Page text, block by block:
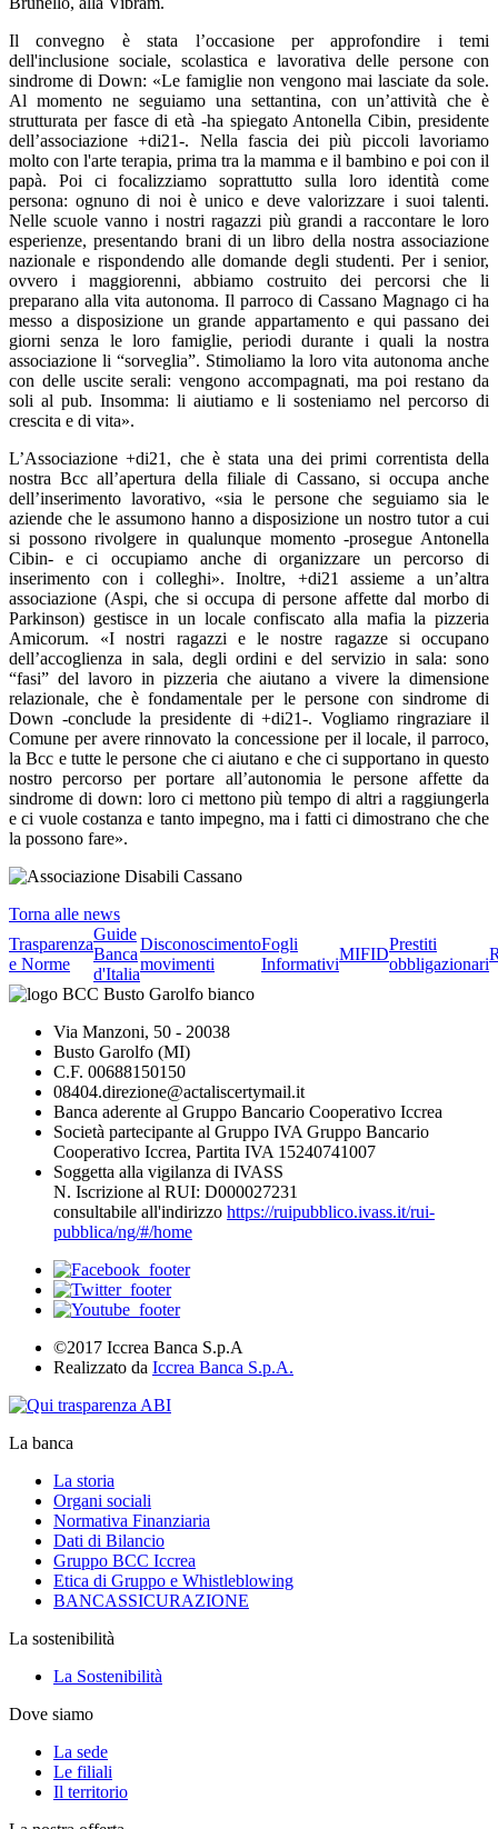
Il convegno è stata l’occasione per approfondire i temi
dell'inclusione sociale, scolastica e lavorativa delle persone con
sindrome di Down: «Le famiglie non vengono mai lasciate da sole.
Al momento ne seguiamo una settantina, con un’attività che è
strutturata per fasce di età -ha spiegato Antonella Cibin, presidente
dell’associazione +di21-. Nella fascia dei più piccoli lavoriamo
molto con l'arte terapia, prima tra la mamma e il bambino e poi con il
papà. Poi ci focalizziamo soprattutto sulla loro identità come
persona: ognuno di noi è unico e deve valorizzare i suoi talenti.
Nelle scuole vanno i nostri ragazzi più grandi a raccontare le loro
esperienze, presentando brani di un libro della nostra associazione
nazionale e rispondendo alle domande degli studenti. Per i senior,
ovvero i maggiorenni, abbiamo costruito dei percorsi che li
preparano alla vita autonoma. Il parroco di Cassano Magnago ci ha
messo a disposizione un grande appartamento e qui passano dei
giorni senza le loro famiglie, periodi durante i quali la nostra
associazione li “sorveglia”. Stimoliamo la loro vita autonoma anche
con delle uscite serali: vengono accompagnati, ma poi restano da
soli al pub. Insomma: li aiutiamo e li sosteniamo nel percorso di
crescita e di vita».
L’Associazione +di21, che è stata una dei primi correntista della
nostra Bcc all’apertura della filiale di Cassano, si occupa anche
dell’inserimento lavorativo, «sia le persone che seguiamo sia le
aziende che le assumono hanno a disposizione un nostro tutor a cui
si possono rivolgere in qualunque momento -prosegue Antonella
Cibin- e ci occupiamo anche di organizzare un percorso di
inserimento con i colleghi». Inoltre, +di21 assieme a un’altra
associazione (Aspi, che si occupa di persone affette dal morbo di
Parkinson) gestisce in un locale confiscato alla mafia la pizzeria
Amicorum. «I nostri ragazzi e le nostre ragazze si occupano
dell’accoglienza in sala, degli ordini e del servizio in sala: sono
“fasi” del lavoro in pizzeria che aiutano a vivere la dimensione
relazionale, che è fondamentale per le persone con sindrome di
Down -conclude la presidente di +di21-. Vogliamo ringraziare il
Comune per avere rinnovato la concessione per il locale, il parroco,
la Bcc e tutte le persone che ci aiutano e che ci supportano in questo
nostro percorso per portare all’autonomia le persone affette da
sindrome di down: loro ci mettono più tempo di altri a raggiungerla
e ci vuole costanza e tanto impegno, ma i fatti ci dimostrano che che
la possono fare».
Torna alle news
Trasparenza
e Norme
Guide
Banca
d'Italia
Disconoscimento
movimenti
Fogli
Informativi
MIFID
Prestiti
obbligazionari
Via Manzoni, 50 - 20038
Busto Garolfo (MI)
C.F. 00688150150
08404.direzione@actaliscertymail.it
Banca aderente al Gruppo Bancario Cooperativo Iccrea
Società partecipante al Gruppo IVA Gruppo Bancario
Cooperativo Iccrea, Partita IVA 15240741007
Soggetta alla vigilanza di IVASS
N. Iscrizione al RUI: D000027231
consultabile all'indirizzo https://ruipubblico.ivass.it/rui-
pubblica/ng/#/home
©2017 Iccrea Banca S.p.A
Realizzato da Iccrea Banca S.p.A.
La banca
La storia
Organi sociali
Normativa Finanziaria
Dati di Bilancio
Gruppo BCC Iccrea
Etica di Gruppo e Whistleblowing
BANCASSICURAZIONE
La sostenibilità
La Sostenibilità
Dove siamo
La sede
Le filiali
Il territorio